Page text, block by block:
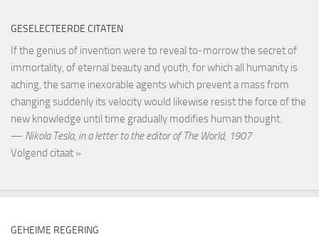
GESELECTEERDE CITATEN
If the genius of invention were to reveal to-morrow the secret of
immortality, of eternal beauty and youth, for which all humanity is
aching, the same inexorable agents which prevent a mass from
changing suddenly its velocity would likewise resist the force of the
new knowledge until time gradually modifies human thought.
— Nikola Tesla, in a letter to the editor of The World, 1907
Volgend citaat »
GEHEIME REGERING